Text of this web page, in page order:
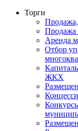
Торги
Продажа,
Продажа
Аренда
Отбор
ЖКХ